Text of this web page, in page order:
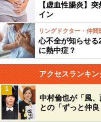
【虚血性腸炎】
イン
リングドクター・仲
心不全が知らせ
に熱中症？
アクセスランキン
中村倫也が「風
との「ずっと仲
1